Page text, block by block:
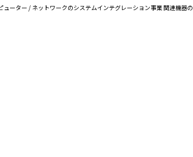
ーター / ネットワークのシステムインテグレーション事業 関連機器